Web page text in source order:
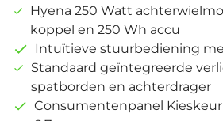
Hyena 250 Watt
koppel en 250 Wh accu
Intuïtieve stuurbediening
Standaard geïntegreerde
spatborden en achterdrager
Consumentenpanel